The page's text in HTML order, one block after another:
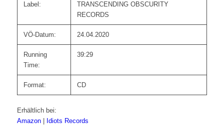
Label:
TRANSCENDING OBSCURITY
RECORDS
VÖ-Datum: 24.04.2020
Running
Time:
39:29
Format: CD
Erhältlich bei:
Amazon
Idiots Records